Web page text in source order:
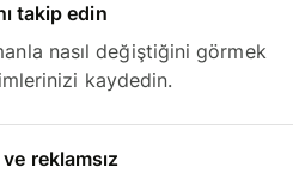
takip edin
nasıl değiştiğini görmek
kaydedin.
reklamsız